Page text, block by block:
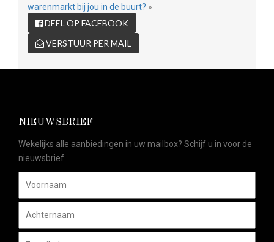
warenmarkt bij jou in de buurt? »
DEEL OP FACEBOOK
VERSTUUR PER MAIL
NIEUWSBRIEF
Wekelijks alle aanbiedingen in uw mailbox? Schijf u in voor de
nieuwsbrief.